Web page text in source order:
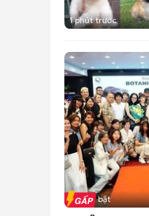
1 phút trước
Tin nổi bật